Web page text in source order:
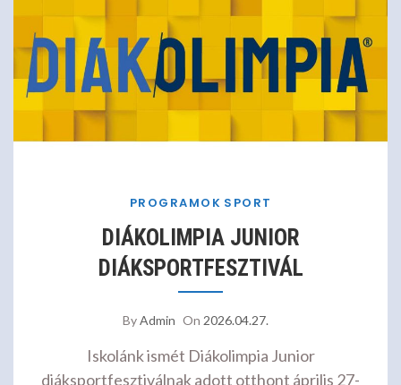
PROGRAMOK SPORT
DIÁKOLIMPIA JUNIOR
DIÁKSPORTFESZTIVÁL
ByAdmin On 2026.04.27.
Iskolánk ismét Diákolimpia Junior
diáksportfesztiválnak adott otthont április 27-